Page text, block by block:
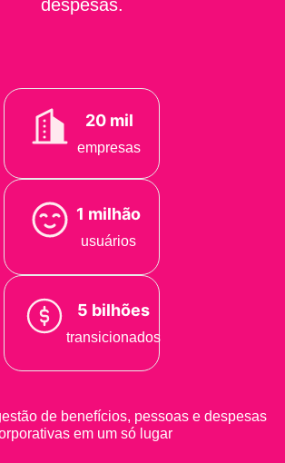
despesas.
20 mil
empresas
1 milhão
usuários
5 bilhões
transicionados
de benefícios, pessoas e despesas
em um só lugar